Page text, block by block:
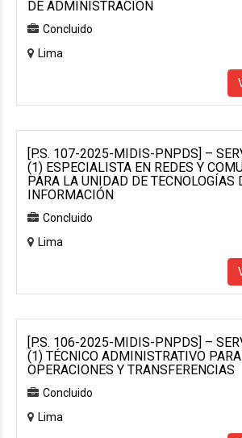
DE ADMINISTRACIÓN
Concluido
Lima
[P.S. 107-2025-MIDIS-PNPDS] –
(1) ESPECIALISTA EN REDES Y
PARA LA UNIDAD DE TECNOLOGÍAS
INFORMACIÓN
Concluido
Lima
[P.S. 106-2025-MIDIS-PNPDS] –
(1) TÉCNICO ADMINISTRATIVO
OPERACIONES Y TRANSFERENCIAS
Concluido
Lima